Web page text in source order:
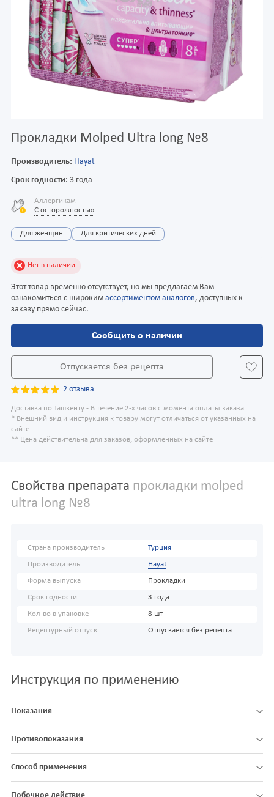
Прокладки Molped Ultra long №8
Производитель: Hayat
Срок годности: 3 года
Аллергикам
С осторожностью
Для женщин Для критических дней
Нет в наличии
Этот товар временно отсутствует, но мы предлагаем Вам
ознакомиться с широким ассортиментом аналогов, доступных к
заказу прямо сейчас.
Сообщить о наличии
Отпускается без рецепта
2 отзыва
Доставка по Ташкенту - В течение 2-х часов с момента оплаты заказа.
* Внешний вид и инструкция к товару могут отличаться от указанных на
сайте
** Цена действительна для заказов, оформленных на сайте
Свойства препарата прокладки molped
ultra long №8
Страна производитель Турция
Производитель Hayat
Форма выпуска Прокладки
Срок годности 3 года
Кол-во в упаковке 8 шт
Рецептурный отпуск Отпускается без рецепта
Инструкция по применению
Показания
Противопоказания
Способ применения